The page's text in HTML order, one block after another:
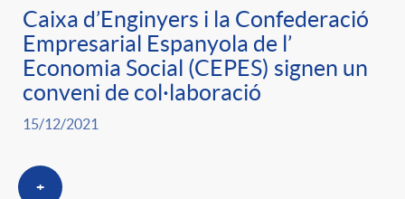
Caixa d’Enginyers i la Confederació
Empresarial Espanyola de l’
Economia Social (CEPES) signen un
conveni de col·laboració
15/12/2021
+